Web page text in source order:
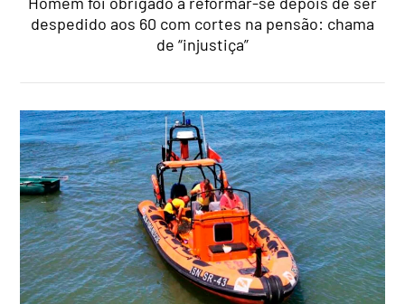
despedido aos 60 com cortes na pensão: chama
de “injustiça”